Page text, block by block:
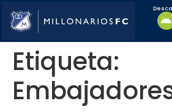
Etiqueta: